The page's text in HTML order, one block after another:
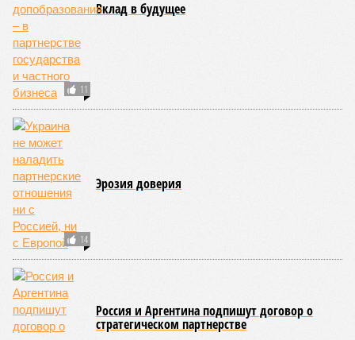
85 с копейками. «Бронза» за Японией – почти 85 лет.
Далее следуют Южная Корея, Швейцария и Австралия.
Средняя продолжительность жизни в России – 74,2
года, от лидеров рейтинга мы очень далеки. Впрочем,
Владимир Путин поставил задачу, чтобы к 2030 году
эта цифра выросла до 78 лет, а к 2036 году – до 81
года. Как это будет выполняться, неизвестно.
Эта железная печень
В своём новейшем исследовании, опубликованном в NPJ
Aging, группа учёных из Сколковского института науки и
технологий во главе с доктором биологических наук
Екатериной Храмеевой
жизни человека. Вернее, каким бы этот срок мог быть, если
исключить из уравнения все признаки старения, в том
числе и соматические мутации.
Итак, пишет в своей разошедшейся на многомиллионную
аудиторию публикации New York Post (почему, кстати, New
York Post, а не отечественные издания?), получилось, что